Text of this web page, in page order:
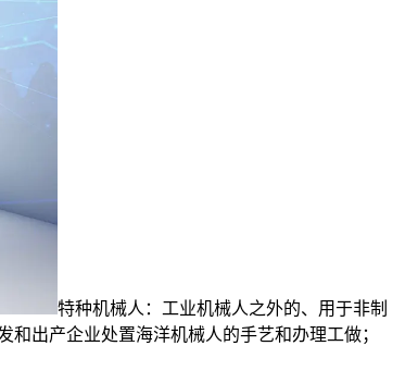
特种机械人：工业机械人之外的、用于非制
出产企业处置海洋机械人的手艺和办理工做；